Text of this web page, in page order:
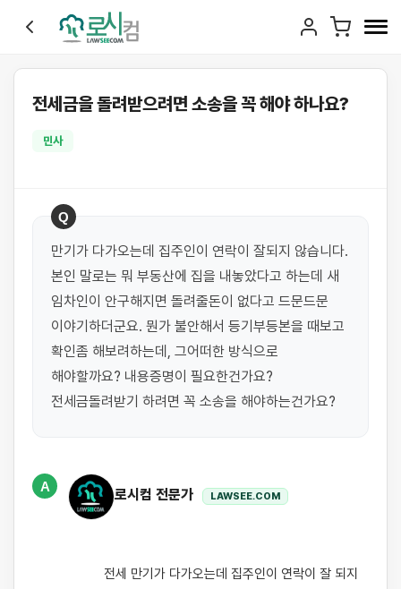
전세금을 돌려받으려면 소송을 꼭 해야 하나요?
민사
Q
만기가 다가오는데 집주인이 연락이 잘되지 않습니다.
본인 말로는 뭐 부동산에 집을 내놓았다고 하는데 새
임차인이 안구해지면 돌려줄돈이 없다고 드문드문
이야기하더군요. 뭔가 불안해서 등기부등본을 때보고
확인좀 해보려하는데, 그어떠한 방식으로
해야할까요? 내용증명이 필요한건가요?
전세금돌려받기 하려면 꼭 소송을 해야하는건가요?
A
로시컴 전문가 LAWSEE.COM